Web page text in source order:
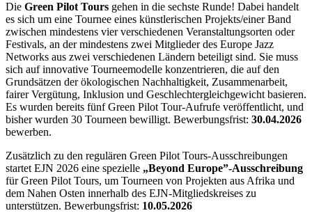
Die Green Pilot Tours gehen in die sechste Runde! Dabei handelt
es sich um eine Tournee eines künstlerischen Projekts/einer Band
zwischen mindestens vier verschiedenen Veranstaltungsorten oder
Festivals, an der mindestens zwei Mitglieder des Europe Jazz
Networks aus zwei verschiedenen Ländern beteiligt sind. Sie muss
sich auf innovative Tourneemodelle konzentrieren, die auf den
Grundsätzen der ökologischen Nachhaltigkeit, Zusammenarbeit,
fairer Vergütung, Inklusion und Geschlechtergleichgewicht basieren.
Es wurden bereits fünf Green Pilot Tour-Aufrufe veröffentlicht, und
bisher wurden 30 Tourneen bewilligt. Bewerbungsfrist: 30.04.2026
bewerben.
Zusätzlich zu den regulären Green Pilot Tours-Ausschreibungen
startet EJN 2026 eine spezielle „Beyond Europe”-Ausschreibung
für Green Pilot Tours, um Tourneen von Projekten aus Afrika und
dem Nahen Osten innerhalb des EJN-Mitgliedskreises zu
unterstützen. Bewerbungsfrist: 10.05.2026